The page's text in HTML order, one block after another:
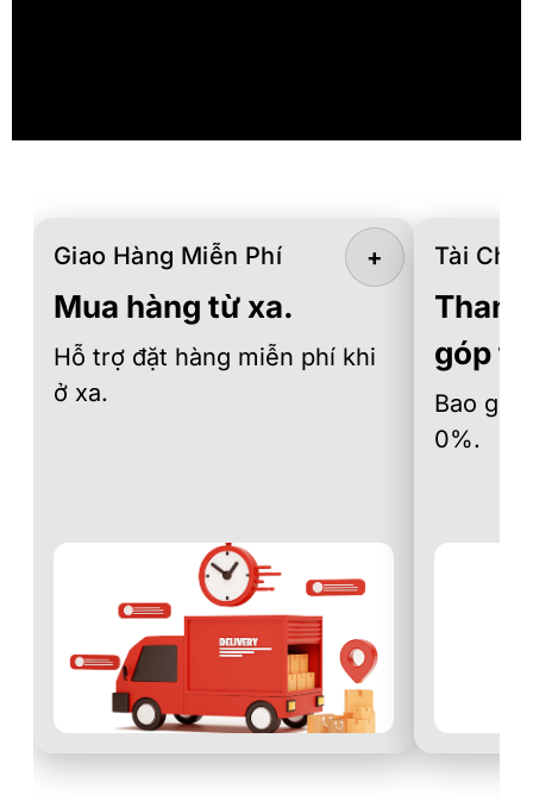
Giao Hàng Miễn Phí
Mua hàng từ xa.
Hỗ trợ đặt hàng miễn phí khi
ở xa.
+ Tài
góp
Bao
0%.